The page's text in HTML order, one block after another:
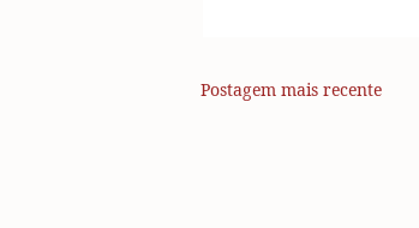
Postagem mais recente